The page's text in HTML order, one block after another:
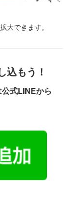
大できます。
込もう！
式LINEから